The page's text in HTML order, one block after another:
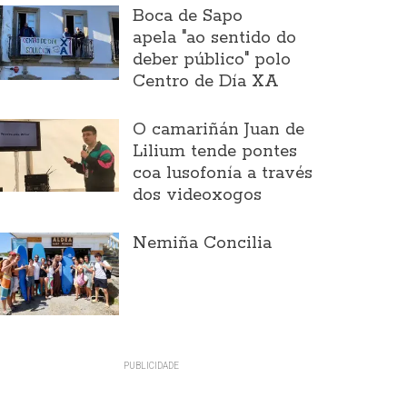
Boca de Sapo
apela "ao sentido do
deber público" polo
Centro de Día XA
O camariñán Juan de
Lilium tende pontes
coa lusofonía a través
dos videoxogos
Nemiña Concilia